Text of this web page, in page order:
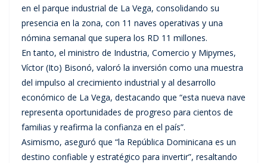
en el parque industrial de La Vega, consolidando su
presencia en la zona, con 11 naves operativas y una
nómina semanal que supera los RD 11 millones.
En tanto, el ministro de Industria, Comercio y Mipymes,
Víctor (Ito) Bisonó, valoró la inversión como una muestra
del impulso al crecimiento industrial y al desarrollo
económico de La Vega, destacando que “esta nueva nave
representa oportunidades de progreso para cientos de
familias y reafirma la confianza en el país”.
Asimismo, aseguró que “la República Dominicana es un
destino confiable y estratégico para invertir”, resaltando